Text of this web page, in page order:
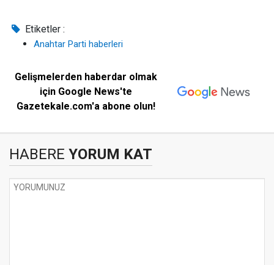
Etiketler :
Anahtar Parti haberleri
Gelişmelerden haberdar olmak
için Google News'te
Gazetekale.com'a abone olun!
HABERE YORUM KAT